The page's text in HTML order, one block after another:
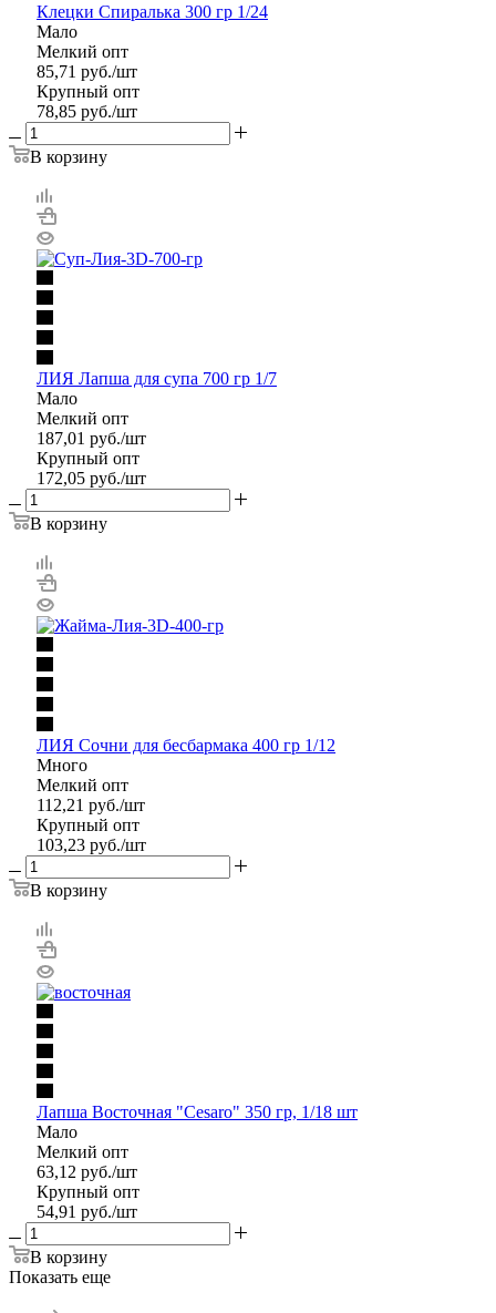
Клецки Спиралька 300 гр 1/24
Мало
Мелкий опт
85,71 руб./шт
Крупный опт
78,85 руб./шт
В корзину
ЛИЯ Лапша для супа 700 гр 1/7
Мало
Мелкий опт
187,01 руб./шт
Крупный опт
172,05 руб./шт
В корзину
ЛИЯ Сочни для бесбармака 400 гр 1/12
Много
Мелкий опт
112,21 руб./шт
Крупный опт
103,23 руб./шт
В корзину
Лапша Восточная "Cesaro" 350 гр, 1/18 шт
Мало
Мелкий опт
63,12 руб./шт
Крупный опт
54,91 руб./шт
В корзину
Показать еще